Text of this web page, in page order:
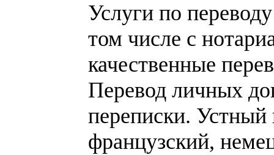
Услуги по
том числе с
качественные
Перевод личных
переписки. Устный
французский,